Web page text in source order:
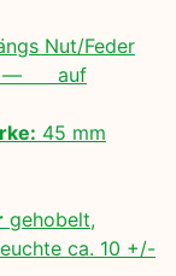
Nut/Feder
— auf
45 mm
gehobelt,
ca. 10 +/-